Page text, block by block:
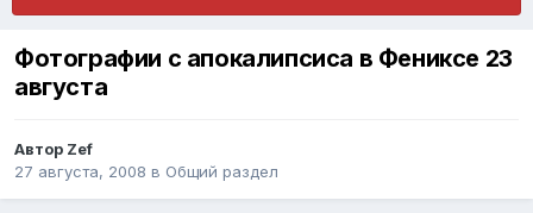
Фотографии с апокалипсиса в Фениксе 23
августа
Автор Zef
27 августа, 2008 в Общий раздел